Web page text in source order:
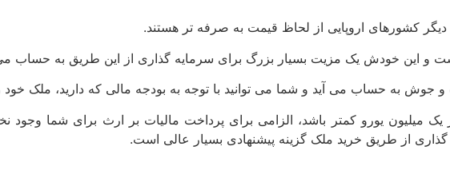
دیگر کشورهای اروپایی از لحاظ قیمت به صرفه‌ تر هستند.
و این خودش یک مزیت بسیار بزرگ برای سرمایه‌ گذاری از این طریق به حساب
جوش به حساب می‌ آید و شما می‌ توانید با توجه به بودجه مالی که دارید، ملک خود
میلیون یورو کمتر باشد، الزامی برای پرداخت مالیات بر ارث برای شما وجود
گذاری از طریق خرید ملک گزینه پیشنهادی بسیار عالی است.